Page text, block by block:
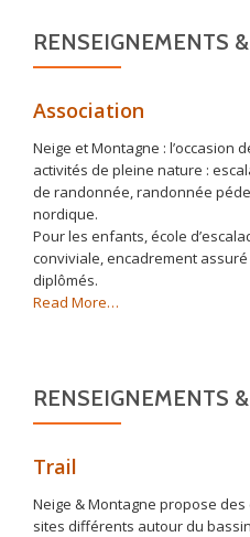
RENSEIGNEMENTS
Association
Neige et Montagne : l’occasion
activités de pleine nature :
de randonnée, randonnée
nordique.
Pour les enfants, école
conviviale, encadrement
diplômés.
Read Moreabout
…
RENSEIGNEMENTS
Trail
Neige & Montagne propose
sites différents autour du